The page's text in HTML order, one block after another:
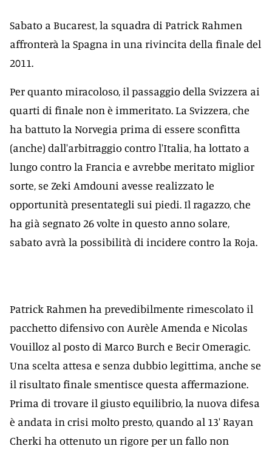
Sabato a Bucarest, la squadra di Patrick Rahmen
affronterà la Spagna in una rivincita della finale del
2011.
Per quanto miracoloso, il passaggio della Svizzera ai
quarti di finale non è immeritato. La Svizzera, che
ha battuto la Norvegia prima di essere sconfitta
(anche) dall'arbitraggio contro l'Italia, ha lottato a
lungo contro la Francia e avrebbe meritato miglior
sorte, se Zeki Amdouni avesse realizzato le
opportunità presentategli sui piedi. Il ragazzo, che
ha già segnato 26 volte in questo anno solare,
sabato avrà la possibilità di incidere contro la Roja.
Patrick Rahmen ha prevedibilmente rimescolato il
pacchetto difensivo con Aurèle Amenda e Nicolas
Vouilloz al posto di Marco Burch e Becir Omeragic.
Una scelta attesa e senza dubbio legittima, anche se
il risultato finale smentisce questa affermazione.
Prima di trovare il giusto equilibrio, la nuova difesa
è andata in crisi molto presto, quando al 13' Rayan
Cherki ha ottenuto un rigore per un fallo non